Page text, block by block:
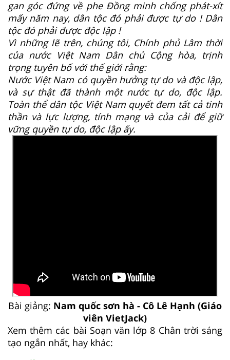
gan góc đứng về phe Đồng minh chống phát-xít
mấy năm nay, dân tộc đó phải được tự do ! Dân
tộc đó phải được độc lập !
Vì những lẽ trên, chúng tôi, Chính phủ Lâm thời
của nước Việt Nam Dân chủ Cộng hòa, trịnh
trọng tuyên bố với thế giới rằng:
Nước Việt Nam có quyền hưởng tự do và độc lập,
và sự thật đã thành một nước tự do, độc lập.
Toàn thể dân tộc Việt Nam quyết đem tất cả tinh
thần và lực lượng, tính mạng và của cải để giữ
vững quyền tự do, độc lập ấy.
Bài giảng: Nam quốc sơn hà - Cô Lê Hạnh (Giáo
viên VietJack)
Xem thêm các bài Soạn văn lớp 8 Chân trời sáng
tạo ngắn nhất, hay khác: